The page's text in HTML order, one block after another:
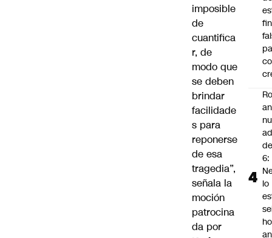
imposible
de
cuantifica
r, de
modo que
se deben
brindar
facilidade
s para
reponerse
de esa
tragedia”,
señala la
moción
patrocina
da por
6:
lo